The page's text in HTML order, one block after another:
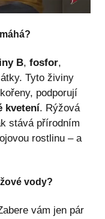
B, fosfor,
Tyto živiny
podporují
kvetení. Rýžová
stává přírodním
rostlinu – a
vody?
vám jen pár